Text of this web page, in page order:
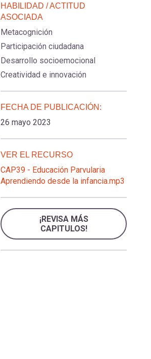
HABILIDAD / ACTITUD
ASOCIADA
Metacognición
Participación ciudadana
Desarrollo socioemocional
Creatividad e innovación
FECHA DE PUBLICACIÓN:
26 mayo 2023
VER EL RECURSO
CAP39 - Educación Parvularia
Aprendiendo desde la infancia.mp3
¡REVISA MÁS
CAPITULOS!